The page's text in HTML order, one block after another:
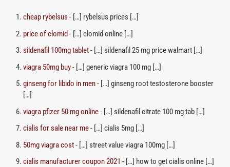
cheap rybelsus - […] rybelsus prices […]
price of clomid - […] clomid online […]
sildenafil 100mg tablet- […] sildenafil 25 mg price walmart […]
viagra 50mg buy- […] generic viagra 100 mg […]
ginseng for libido in men- […] ginseng root testosterone booster
[…]
viagra pfizer 50 mg online- […] sildenafil citrate 100 mg tab […]
cialis for sale near me- […] cialis 5mg […]
50mg viagra cost- […] street value viagra 100mg […]
cialis manufacturer coupon 2021 - […] how to get cialis online […]